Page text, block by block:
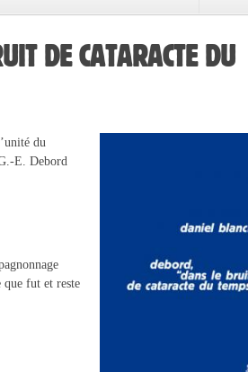
DE CATARACTE DU
du
E. Debord
que fut et reste